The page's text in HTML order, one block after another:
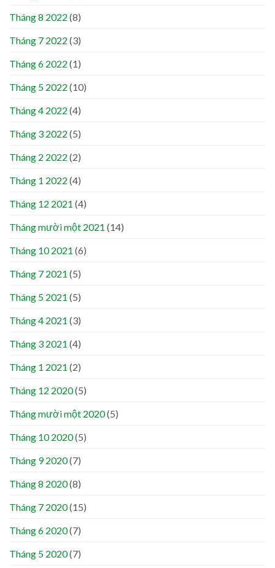
Tháng 8 2022 (8)
Tháng 7 2022 (3)
Tháng 6 2022 (1)
Tháng 5 2022 (10)
Tháng 4 2022 (4)
Tháng 3 2022 (5)
Tháng 2 2022 (2)
Tháng 1 2022 (4)
Tháng 12 2021 (4)
Tháng mười một 2021 (14)
Tháng 10 2021 (6)
Tháng 7 2021 (5)
Tháng 5 2021 (5)
Tháng 4 2021 (3)
Tháng 3 2021 (4)
Tháng 1 2021 (2)
Tháng 12 2020(5)
Tháng mười một 2020(5)
Tháng 10 2020(5)
Tháng 9 2020(7)
Tháng 8 2020(8)
Tháng 7 2020(15)
Tháng 6 2020(7)
Tháng 5 2020(7)